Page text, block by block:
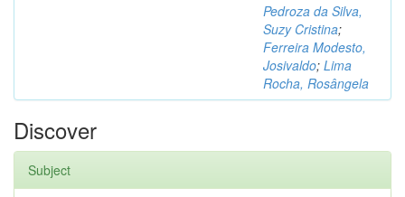
Pedroza da Silva,
Suzy Cristina;
Ferreira Modesto,
Josivaldo; Lima
Rocha, Rosângela
Discover
Subject